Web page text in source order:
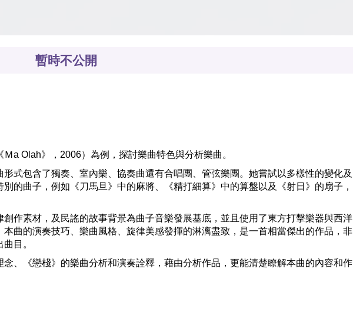
暫時不公開
a Olah》，2006）為例，探討樂曲特色與分析樂曲。
式包含了獨奏、室內樂、協奏曲還有合唱團、管弦樂團。她嘗試以多樣性的變化及
的曲子，例如《刀馬旦》中的麻將、《精打細算》中的算盤以及《射日》的扇子，
作素材，及民謠的故事背景為曲子音樂發展基底，並且使用了東方打擊樂器與西洋
曲的演奏技巧、樂曲風格、旋律美感發揮的淋漓盡致，是一首相當傑出的作品，非
目。
、《戀棧》的樂曲分析和演奏詮釋，藉由分析作品，更能清楚瞭解本曲的內容和作